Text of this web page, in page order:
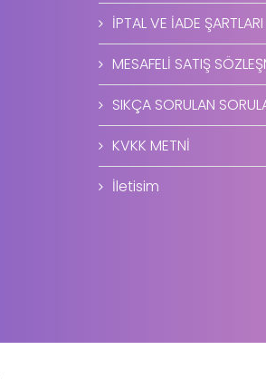
İPTAL VE İADE ŞARTLARI
MESAFELİ SATIŞ
SIKÇA SORULAN
KVKK METNİ
İletisim